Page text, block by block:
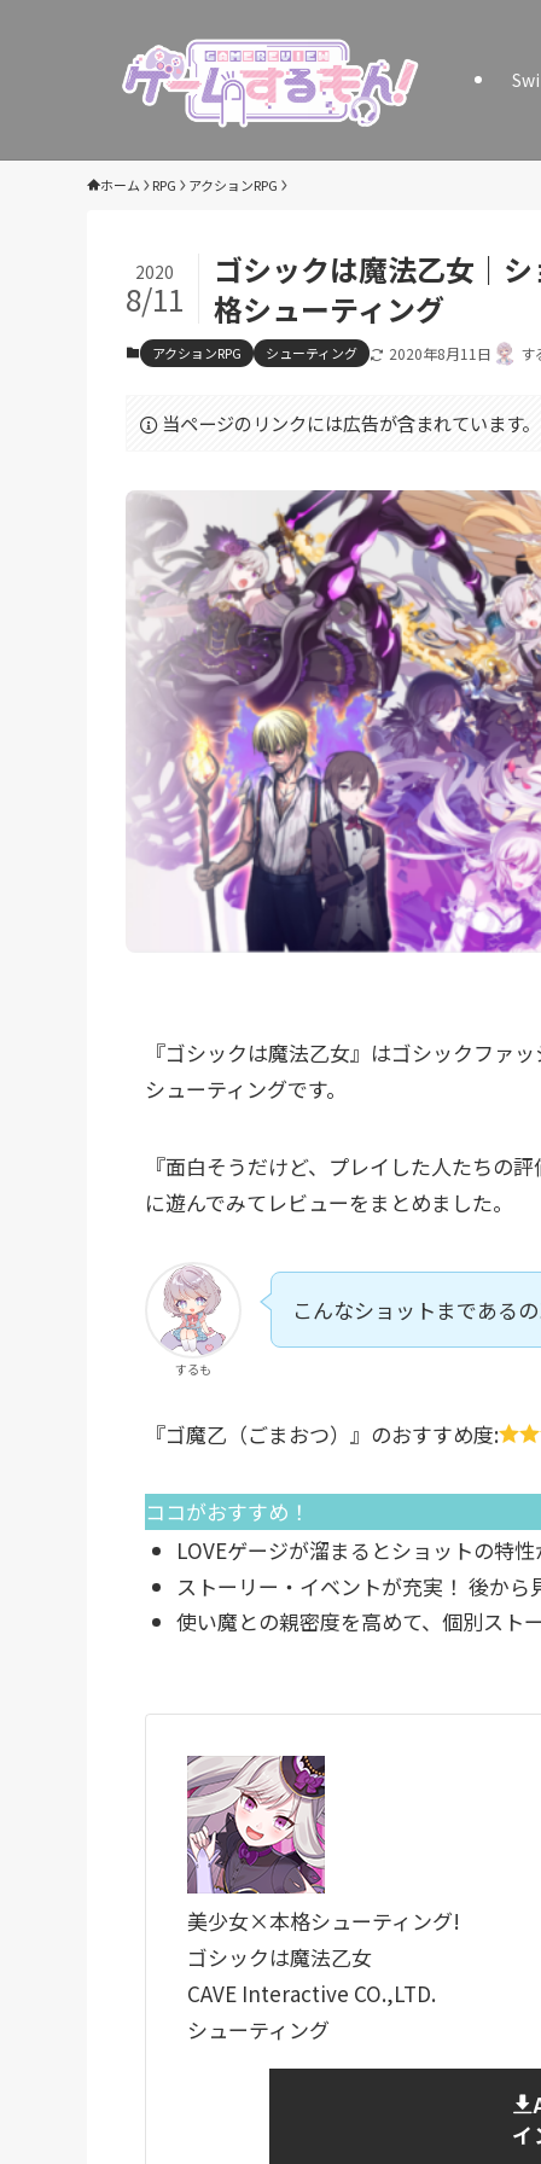
ホーム RPG アクションRPG
ゴシックは魔法乙女｜
格シューティング
2020
8/11
アクションRPG シューティング 2020年8月11日 す
当ページのリンクには広告が含まれています。
『ゴシックは魔法乙女』はゴシックファ
シューティングです。
『面白そうだけど、プレイした人たちの
に遊んでみてレビューをまとめました。
するも
こんなショットまである
『ゴ魔乙（ごまおつ）』のおすすめ度:
ココがおすすめ！
LOVEゲージが溜まるとショットの特
ストーリー・イベントが充実！ 後から
使い魔との親密度を高めて、個別スト
美少女×本格シューティング!
ゴシックは魔法乙女
CAVE Interactive CO.,LTD.
シューティング
イ